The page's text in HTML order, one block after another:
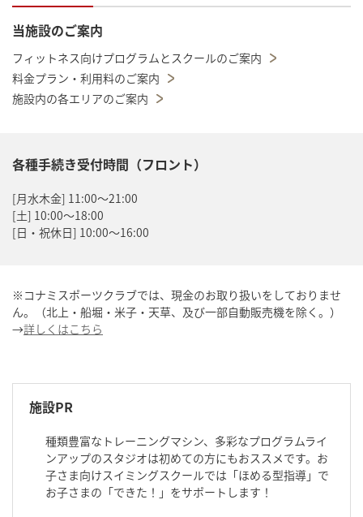
当施設のご案内
フィットネス向けプログラムとスクールのご案内
料金プラン・利用料のご案内
施設内の各エリアのご案内
各種手続き受付時間（フロント）
[月水木金] 11:00～21:00
[土] 10:00～18:00
[日・祝休日] 10:00～16:00
※コナミスポーツクラブでは、現金のお取り扱いをしておりませ
ん。（北上・船堀・米子・天草、及び一部自動販売機を除く。）
→詳しくはこちら
施設PR
種類豊富なトレーニングマシン、多彩なプログラムライ
ンアップのスタジオは初めての方にもおススメです。お
子さま向けスイミングスクールでは「ほめる型指導」で
お子さまの「できた！」をサポートします！